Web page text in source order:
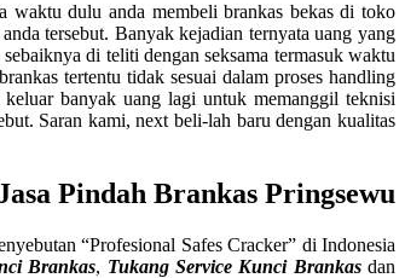
waktu dulu anda membeli brankas bekas di toko
tersebut. Banyak kejadian ternyata uang yang
di teliti dengan seksama termasuk waktu
tertentu tidak sesuai dalam proses handling
banyak uang lagi untuk memanggil teknisi
Saran kami, next beli-lah baru dengan kualitas
Pindah Brankas Pringsewu
“Profesional Safes Cracker” di Indonesia
Brankas, Tukang Service Kunci Brankasdan